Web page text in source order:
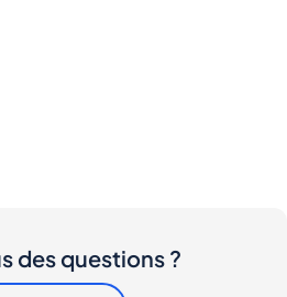
des questions ?